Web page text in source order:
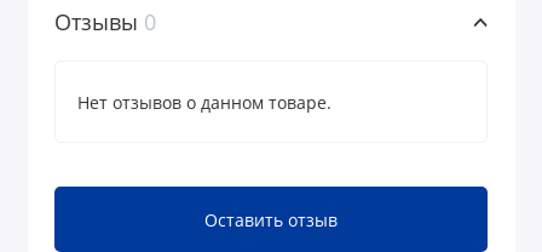
Отзывы 0
Нет отзывов о данном товаре.
Оставить отзыв